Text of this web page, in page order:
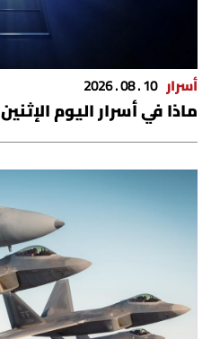
أسرار 10 . 08 . 2026
ماذا في أسرار اليوم الإثنين 10-08-2026؟